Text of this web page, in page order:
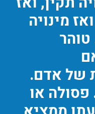
מינויה
טוהר
של אדם.
פסולה או